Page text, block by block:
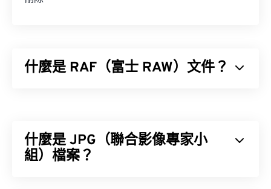
什麼是 RAF（富士 RAW）文件？
拍攝照片時所擷取的所有資訊。它最常用於利用儲存
在原始文件中的任何資訊來創建各種可見圖像。
什麼是 JPG（聯合影像專家小
組）檔案？